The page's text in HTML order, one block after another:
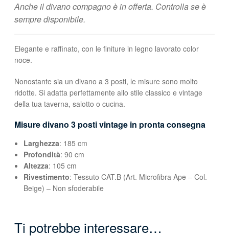
Anche il divano compagno è in offerta. Controlla se è
sempre disponibile.
Elegante e raffinato, con le finiture in legno lavorato color
noce.
Nonostante sia un divano a 3 posti, le misure sono molto
ridotte. Si adatta perfettamente allo stile classico e vintage
della tua taverna, salotto o cucina.
Misure divano 3 posti vintage in pronta consegna
Larghezza: 185 cm
Profondità: 90 cm
Altezza: 105 cm
Rivestimento: Tessuto CAT.B (Art. Microfibra Ape – Col.
Beige) – Non sfoderabile
Ti potrebbe interessare…